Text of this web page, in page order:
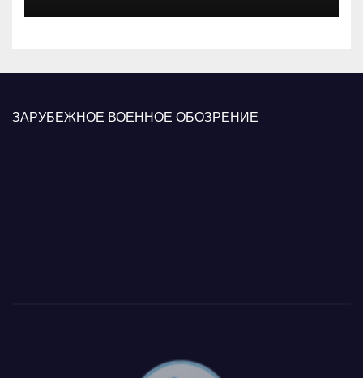
ЗАРУБЕЖНОЕ ВОЕННОЕ ОБОЗРЕНИЕ